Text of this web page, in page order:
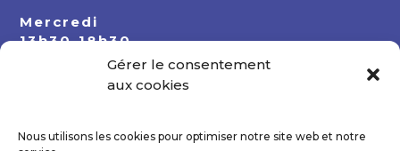
Gérer le consentement
aux cookies
Nous utilisons les cookies pour optimiser notre site web et notre
Mercredi
13h30-18h30
08h30-12h00 et 13h30-18h30